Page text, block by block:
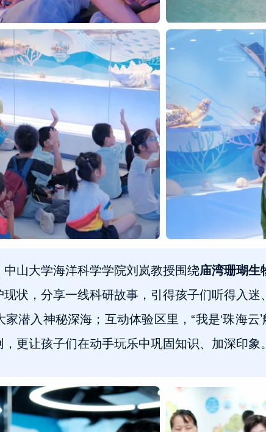
中山大学海洋科学学院刘岚教授围绕庙湾珊瑚生
状，分享一线科研故事，引得孩子们听得入
潜入神秘深海；互动体验区里，“我是‘珠海云’
更让孩子们在动手玩乐中巩固知识、加深印象。